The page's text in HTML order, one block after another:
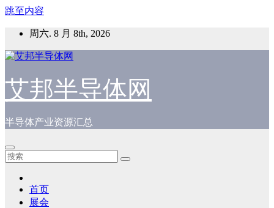
跳至内容
周六. 8 月 8th, 2026
艾邦半导体网
半导体产业资源汇总
首页
展会